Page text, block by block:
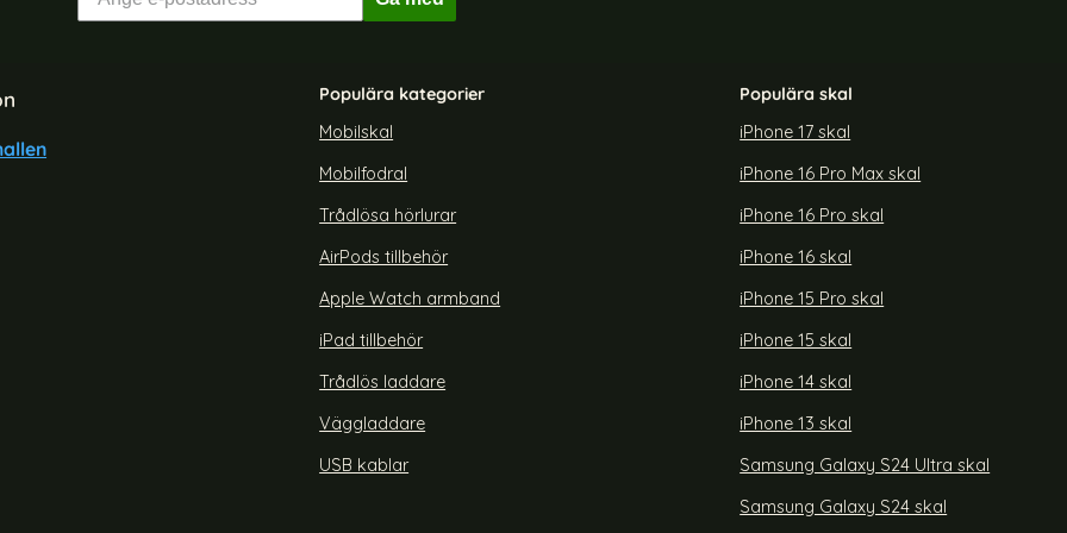
S24 Plus Skal Härdat Glas Electroplate Marmor Blå
Samsung Galaxy A15 5G Fodral Med Tryck
Glittriga Fjärilar
Art. nr 226114
rea pris
149 krSamsung Galaxy A15 5G Fodral Med Tryck Glittriga Fjärilar
Samsung Galaxy S23 Plus Fodral Läder Blå
Art. nr 214702
rea pris
139 kr Samsung Galaxy S23
Populära kategorier
Mobilskal
Mobilfodral
Trådlösa hörlurar
AirPods tillbehör
Apple Watch armband
iPad tillbehör
Trådlös laddare
Väggladdare
USB kablar
Populära skal
iPhone 17 skal
iPhone 16 Pro Max skal
iPhone 16 Pro skal
iPhone 16 skal
iPhone 15 Pro skal
iPhone 15 skal
iPhone 14 skal
iPhone 13 skal
Samsung Galaxy S24 Ultra skal
Samsung Galaxy S24 skal